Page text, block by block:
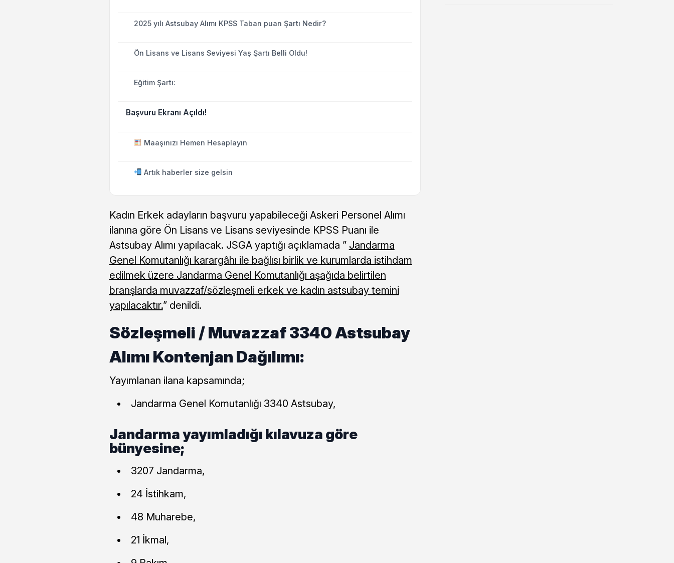
2025 yılı Astsubay Alımı KPSS Taban puan Şartı Nedir?
Ön Lisans ve Lisans Seviyesi Yaş Şartı Belli Oldu!
Eğitim Şartı:
Başvuru Ekranı Açıldı!
Maaşınızı Hemen Hesaplayın
Artık haberler size gelsin
Kadın Erkek adayların başvuru yapabileceği Askeri Personel Alımı
ilanına göre Ön Lisans ve Lisans seviyesinde KPSS Puanı ile
Astsubay Alımı yapılacak. JSGA yaptığı açıklamada ” Jandarma
Genel Komutanlığı karargâhı ile bağlısı birlik ve kurumlarda istihdam
edilmek üzere Jandarma Genel Komutanlığı aşağıda belirtilen
branşlarda muvazzaf/sözleşmeli erkek ve kadın astsubay temini
yapılacaktır.” denildi.
Sözleşmeli / Muvazzaf 3340 Astsubay
Alımı Kontenjan Dağılımı:
Yayımlanan ilana kapsamında;
Jandarma Genel Komutanlığı 3340 Astsubay,
Jandarma yayımladığı kılavuza göre
bünyesine;
3207 Jandarma,
24 İstihkam,
48 Muharebe,
21 İkmal,